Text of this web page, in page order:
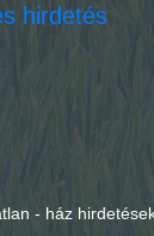
- ház